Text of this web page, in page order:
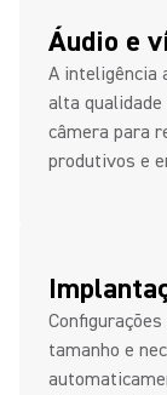
Áudio e
A inteligência
alta
câmera para
produtivos e
tamanho e